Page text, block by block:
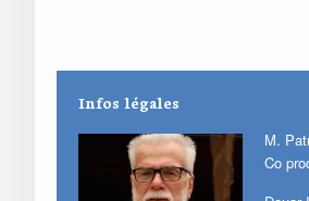
Infos légales
M.
Co